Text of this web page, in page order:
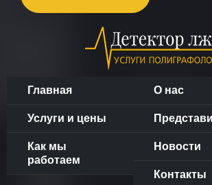
Главная
Услуги и цены
Как мы
работаем
О нас
Новости
Контакты